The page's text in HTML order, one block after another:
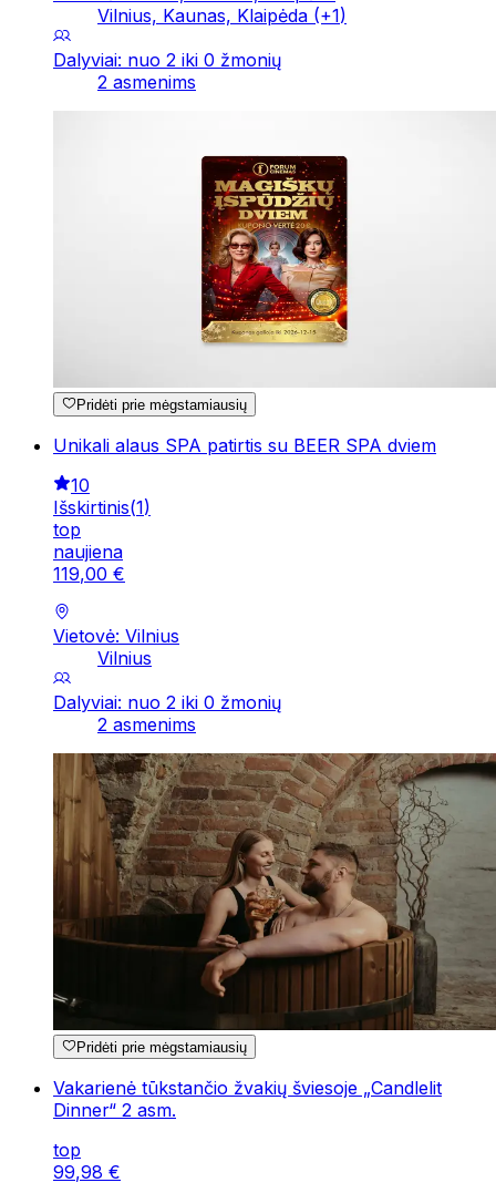
Vilnius, Kaunas, Klaipėda (+1)
Dalyviai: nuo 2 iki 0 žmonių
2 asmenims
Pridėti prie mėgstamiausių
Unikali alaus SPA patirtis su BEER SPA dviem
10
Išskirtinis(1)
top
naujiena
119,00 €
Vietovė: Vilnius
Vilnius
Dalyviai: nuo 2 iki 0 žmonių
2 asmenims
Pridėti prie mėgstamiausių
Vakarienė tūkstančio žvakių šviesoje „Candlelit
Dinner“ 2 asm.
top
99,98 €